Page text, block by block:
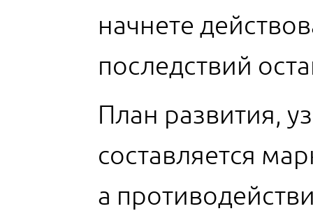
начнете
последствий
План развития,
составляется
а